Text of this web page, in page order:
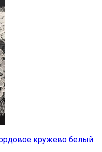
кружево белый